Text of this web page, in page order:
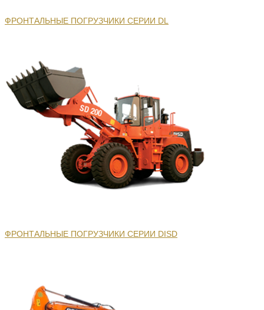
ФРОНТАЛЬНЫЕ ПОГРУЗЧИКИ СЕРИИ DL
ФРОНТАЛЬНЫЕ ПОГРУЗЧИКИ СЕРИИ DISD